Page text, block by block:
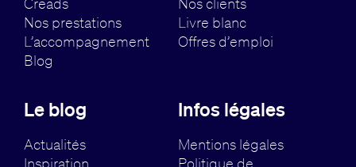
Nos prestations
L’accompagnement
Blog
Livre blanc
Offres d’emploi
Le blog
Actualités
Inspiration
Infos légales
Mentions légales
Politique de